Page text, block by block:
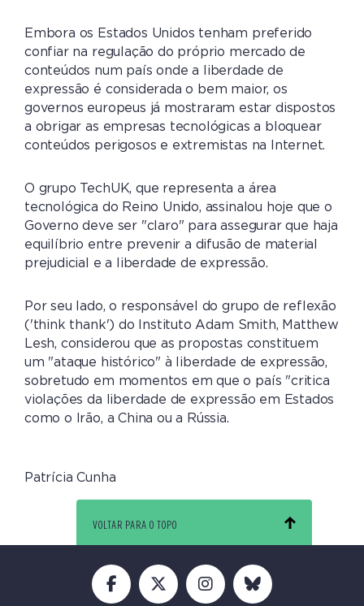
Embora os Estados Unidos tenham preferido
confiar na regulação do próprio mercado de
conteúdos num país onde a liberdade de
expressão é considerada o bem maior, os
governos europeus já mostraram estar dispostos
a obrigar as empresas tecnológicas a bloquear
conteúdos perigosos e extremistas na Internet.
O grupo TechUK, que representa a área
tecnológica do Reino Unido, assinalou hoje que o
Governo deve ser "claro" para assegurar que haja
equilíbrio entre prevenir a difusão de material
prejudicial e a liberdade de expressão.
Por seu lado, o responsável do grupo de reflexão
('think thank') do Instituto Adam Smith, Matthew
Lesh, considerou que as propostas constituem
um "ataque histórico" à liberdade de expressão,
sobretudo em momentos em que o país "critica
violações da liberdade de expressão em Estados
como o Irão, a China ou a Rússia.
Patrícia Cunha
VOLTAR PARA O TOPO